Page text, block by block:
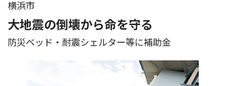
横浜市
大地震の倒壊から命を守る
防災ベッド・耐震シェルター等に補助金